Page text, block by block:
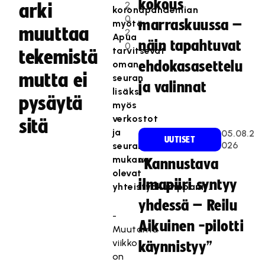
arki
muuttaa
tekemistä
mutta ei
pysäytä
sitä
2
0
2
0
koronapandemian
myötä.
Apua
tarvitsevat
oman
seuran
lisäksi
myös
verkostot
ja
seuran
mukana
olevat
yhteistyökumppanit.
-
Muutama
viikko
on
kokous
marraskuussa –
näin tapahtuvat
ehdokasasettelu
ja valinnat
UUTISET
05.08.2
026
“Kannustava
ilmapiiri syntyy
yhdessä – Reilu
Aikuinen -pilotti
käynnistyy”